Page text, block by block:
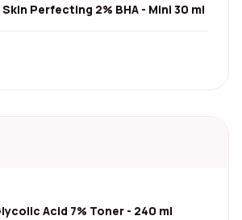
Perfecting 2% BHA - Mini 30 ml
Acid 7% Toner - 240 ml